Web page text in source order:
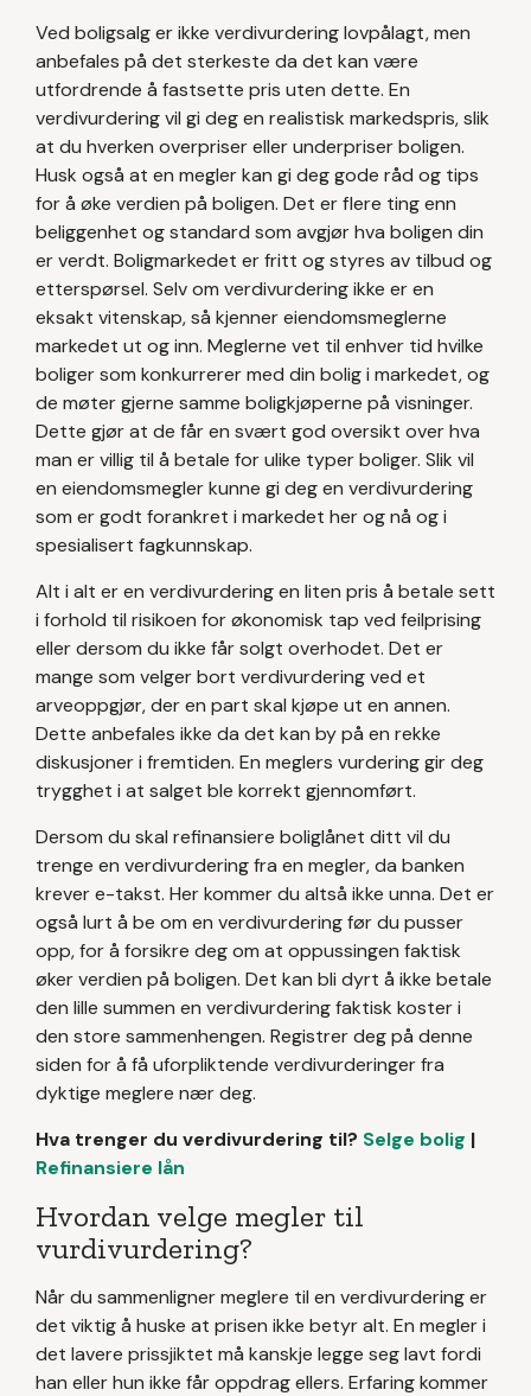
Ved boligsalg er ikke verdivurdering lovpålagt, men
anbefales på det sterkeste da det kan være
utfordrende å fastsette pris uten dette. En
verdivurdering vil gi deg en realistisk markedspris, slik
at du hverken overpriser eller underpriser boligen.
Husk også at en megler kan gi deg gode råd og tips
for å øke verdien på boligen. Det er flere ting enn
beliggenhet og standard som avgjør hva boligen din
er verdt. Boligmarkedet er fritt og styres av tilbud og
etterspørsel. Selv om verdivurdering ikke er en
eksakt vitenskap, så kjenner eiendomsmeglerne
markedet ut og inn. Meglerne vet til enhver tid hvilke
boliger som konkurrerer med din bolig i markedet, og
de møter gjerne samme boligkjøperne på visninger.
Dette gjør at de får en svært god oversikt over hva
man er villig til å betale for ulike typer boliger. Slik vil
en eiendomsmegler kunne gi deg en verdivurdering
som er godt forankret i markedet her og nå og i
spesialisert fagkunnskap.
Alt i alt er en verdivurdering en liten pris å betale sett
i forhold til risikoen for økonomisk tap ved feilprising
eller dersom du ikke får solgt overhodet. Det er
mange som velger bort verdivurdering ved et
arveoppgjør, der en part skal kjøpe ut en annen.
Dette anbefales ikke da det kan by på en rekke
diskusjoner i fremtiden. En meglers vurdering gir deg
trygghet i at salget ble korrekt gjennomført.
Dersom du skal refinansiere boliglånet ditt vil du
trenge en verdivurdering fra en megler, da banken
krever e-takst. Her kommer du altså ikke unna. Det er
også lurt å be om en verdivurdering før du pusser
opp, for å forsikre deg om at oppussingen faktisk
øker verdien på boligen. Det kan bli dyrt å ikke betale
den lille summen en verdivurdering faktisk koster i
den store sammenhengen. Registrer deg på denne
siden for å få uforpliktende verdivurderinger fra
dyktige meglere nær deg.
Hva trenger du verdivurdering til? Selge bolig |
Refinansiere lån
Hvordan velge megler til
vurdivurdering?
Når du sammenligner meglere til en verdivurdering er
det viktig å huske at prisen ikke betyr alt. En megler i
det lavere prissjiktet må kanskje legge seg lavt fordi
han eller hun ikke får oppdrag ellers. Erfaring kommer